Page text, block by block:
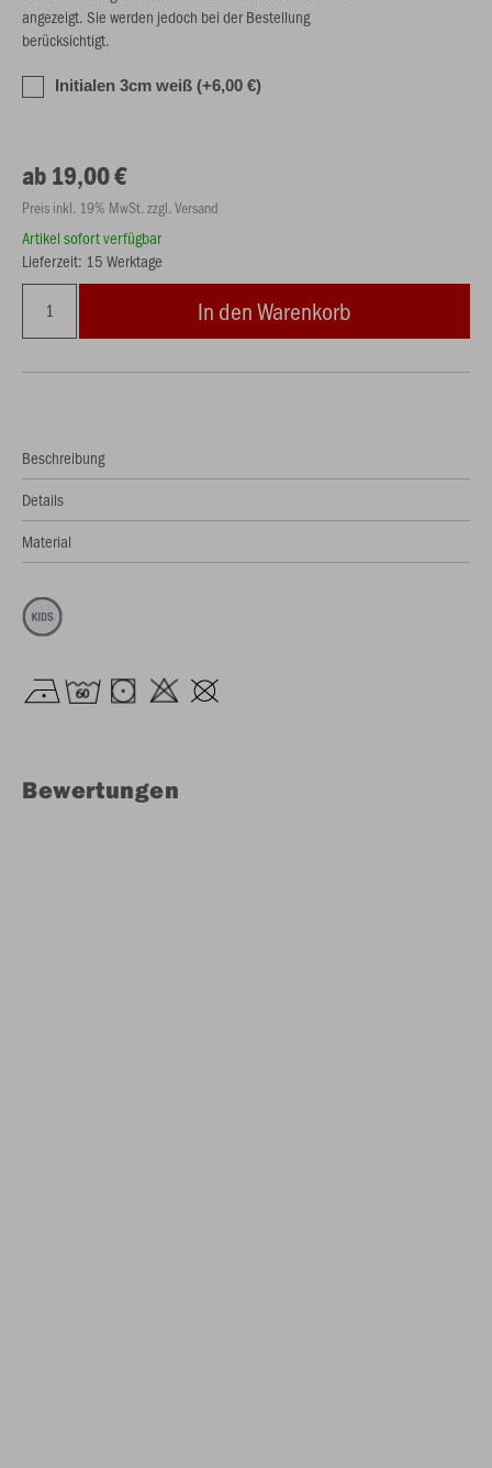
angezeigt. Sie werden jedoch bei der Bestellung
berücksichtigt.
Initialen 3cm weiß (+6,00 €)
ab 19,00 €
Preis inkl. 19% MwSt. zzgl. Versand
Artikel sofort verfügbar
Lieferzeit: 15 Werktage
In den Warenkorb
Beschreibung
Details
Material
Bewertungen